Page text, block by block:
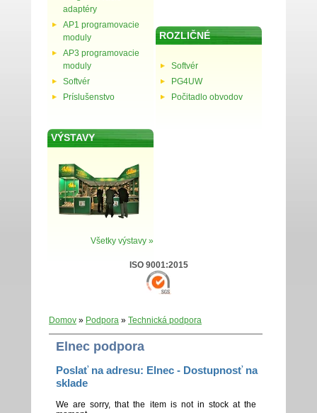
adaptéry
AP1 programovacie
moduly
AP3 programovacie
moduly
Softvér
Príslušenstvo
ROZLIČNÉ
Softvér
PG4UW
Počitadlo obvodov
VÝSTAVY
Všetky výstavy »
ISO 9001:2015
Domov » Podpora » Technická podpora
Elnec podpora
Poslať na adresu: Elnec - Dostupnosť na
sklade
We are sorry, that the item is not in stock at the